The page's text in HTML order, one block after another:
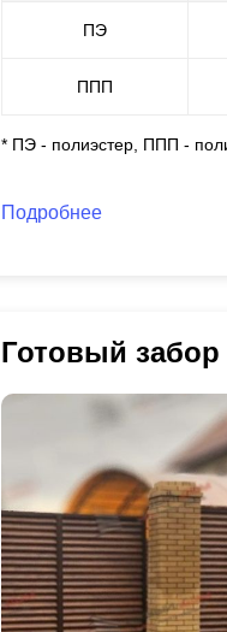
ПЭ
ППП
* ПЭ - полиэстер, ППП -
Подробнее
Готовый